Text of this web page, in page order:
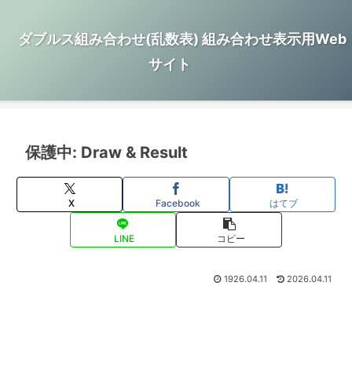
ダブルス組み合わせ(乱数表) 組み合わせ表示用Web
サイト
保護中: Draw & Result
X Facebook はてブ
LINE コピー
1926.04.11 2026.04.11